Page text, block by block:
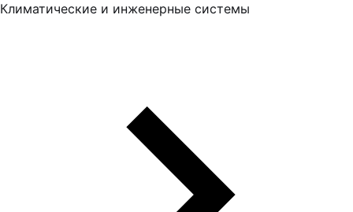
Климатические и инженерные системы